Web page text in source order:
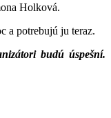
Holková.
a potrebujú ju teraz.
budú úspešní.